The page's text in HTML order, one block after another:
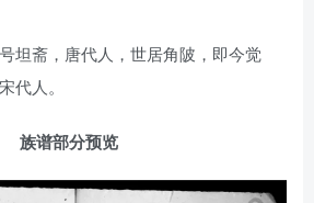
坦斋，唐代人，世居角陂，即今觉
代人。
族谱部分预览